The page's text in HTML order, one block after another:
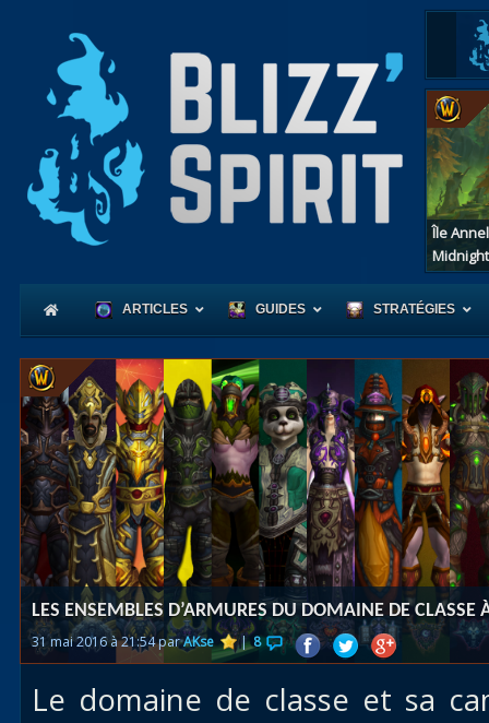
Île
Midnight
ARTICLES GUIDES
Coeur
Races
alliées
des îles
STRATÉGIES
LES ENSEMBLES D’ARMURES DU DOMAINE DE CLASSE
31 mai 2016 à 21:54 parAKse | 8
Le domaine de classe et sa